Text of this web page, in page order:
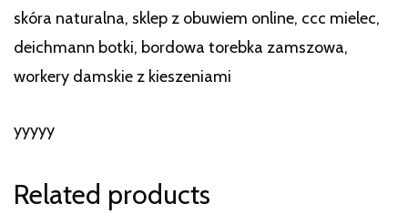
skóra naturalna, sklep z obuwiem online, ccc mielec,
deichmann botki, bordowa torebka zamszowa,
workery damskie z kieszeniami
yyyyy
Related products